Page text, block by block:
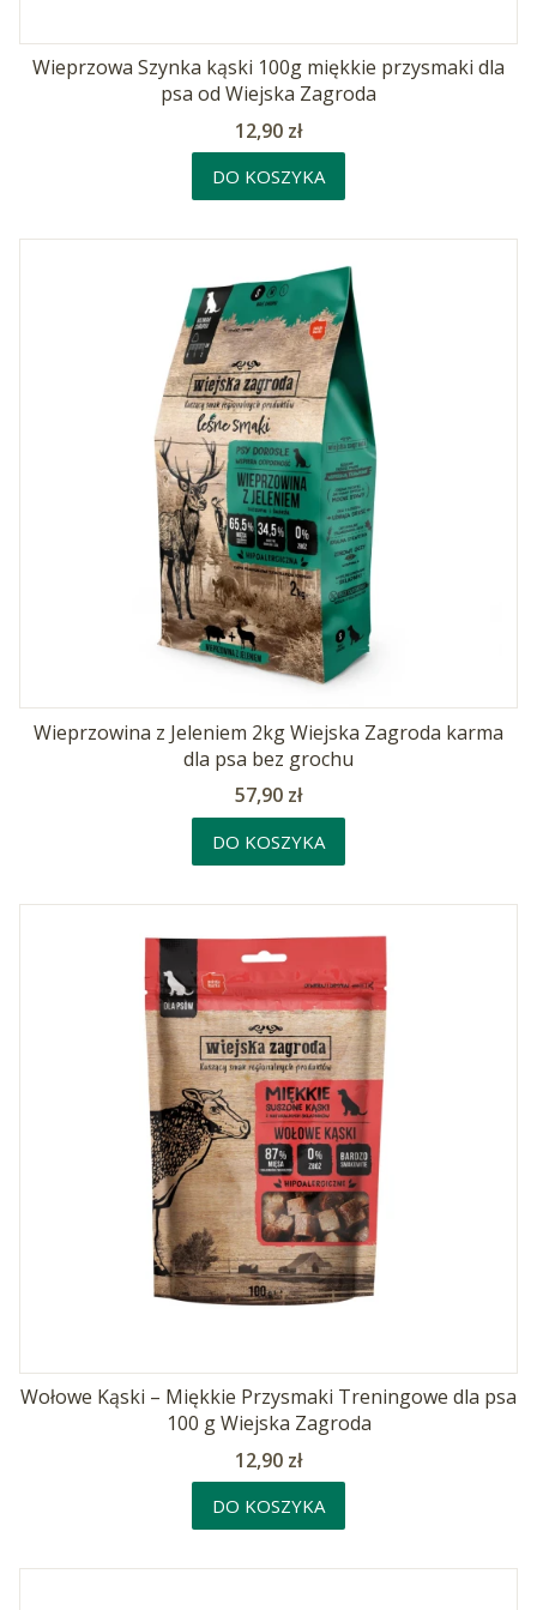
Wieprzowa Szynka kąski 100g miękkie przysmaki dla
psa od Wiejska Zagroda
Cena
12,90 zł
DO KOSZYKA
Wieprzowina z Jeleniem 2kg Wiejska Zagroda karma
dla psa bez grochu
Cena
57,90 zł
DO KOSZYKA
Wołowe Kąski – Miękkie Przysmaki Treningowe dla psa
100 g Wiejska Zagroda
Cena
12,90 zł
DO KOSZYKA